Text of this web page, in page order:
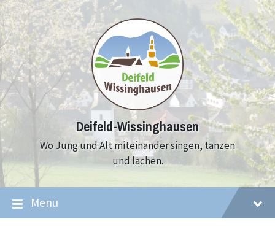
Skip
to
content
Skip
to
main
navigation
Skip
to
footer
Deifeld-Wissinghausen
Wo Jung und Alt miteinander singen, tanzen
und lachen.
Menu